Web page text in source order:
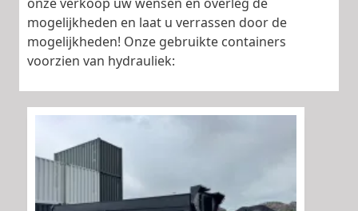
mogelijkheden en laat u verrassen door de
mogelijkheden! Onze gebruikte containers
voorzien van hydrauliek: